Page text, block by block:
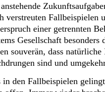
verstreuten
einer getrennten
Gesellschaft
souverän, dass
sind und
in den Fallbeispielen